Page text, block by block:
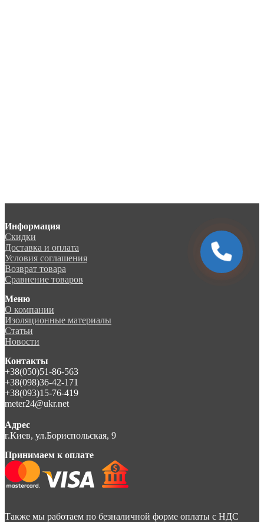
Информация
Скидки
Доставка и оплата
Условия соглашения
Возврат товара
Сравнение товаров
Меню
О компании
Изоляционные материалы
Статьи
Новости
Контакты
+38(050)51-86-563
+38(098)36-42-171
+38(093)15-76-419
meter24@ukr.net
Адрес
г.Киев, ул.Бориспольская, 9
Принимаем к оплате
Также мы работаем по безналичной форме оплаты с НДС